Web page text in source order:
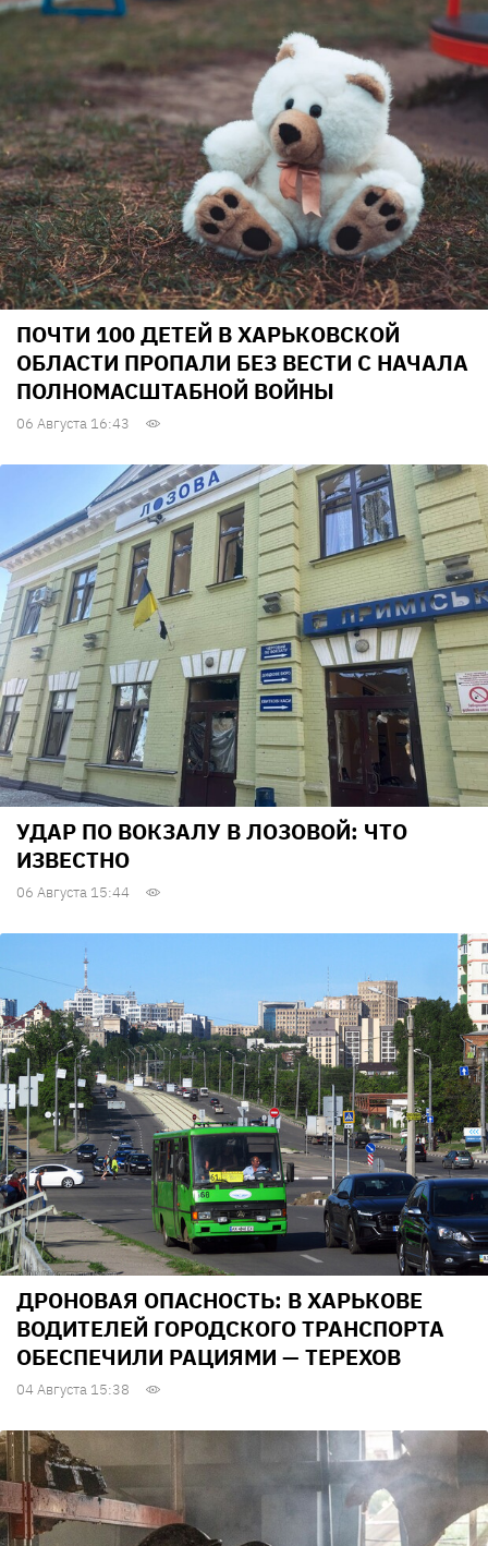
ПОЧТИ 100 ДЕТЕЙ В ХАРЬКОВСКОЙ
ОБЛАСТИ ПРОПАЛИ БЕЗ ВЕСТИ С НАЧАЛА
ПОЛНОМАСШТАБНОЙ ВОЙНЫ
06 Августа 16:43
УДАР ПО ВОКЗАЛУ В ЛОЗОВОЙ: ЧТО
ИЗВЕСТНО
06 Августа 15:44
ДРОНОВАЯ ОПАСНОСТЬ: В ХАРЬКОВЕ
ВОДИТЕЛЕЙ ГОРОДСКОГО ТРАНСПОРТА
ОБЕСПЕЧИЛИ РАЦИЯМИ — ТЕРЕХОВ
04 Августа 15:38